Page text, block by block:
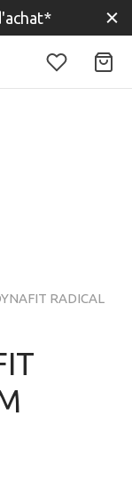
RADICAL